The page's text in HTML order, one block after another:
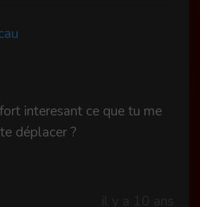
interesant ce que tu me
déplacer ?